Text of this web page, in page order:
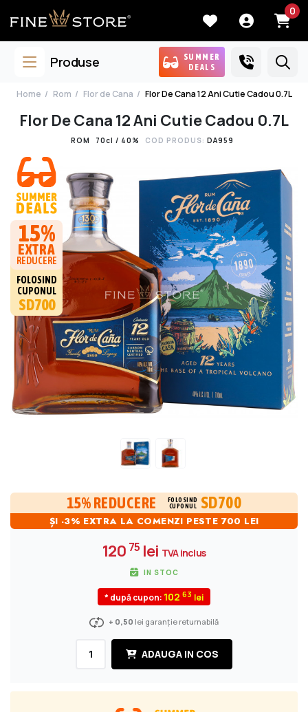
0
Produse
SUMMER
DEALS
Home Rom Flor de Cana Flor De Cana 12 Ani Cutie Cadou 0.7L
Flor De Cana 12 Ani Cutie Cadou 0.7L
ROM 70cl / 40% COD PRODUS: DA959
15%
EXTRA
REDUCERE
FOLOSIND
CUPONUL
SD700
15% REDUCERE
FOLOSIND
CUPONUL
SD700
ȘI -3% EXTRA LA COMENZI PESTE 700 LEI
120 75 lei TVA inclus
IN STOC
* după cupon: 102 63
+ 0,50 lei garanție returnabilă
ADAUGA IN COS